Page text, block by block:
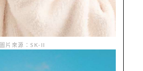
圖片來源：SK-II